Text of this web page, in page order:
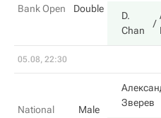
Bank Open
Double
D.
Chan
05.08, 22:30
National
Male
Зверев